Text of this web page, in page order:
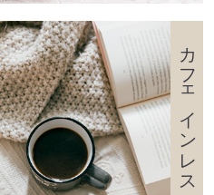
カフェインレス